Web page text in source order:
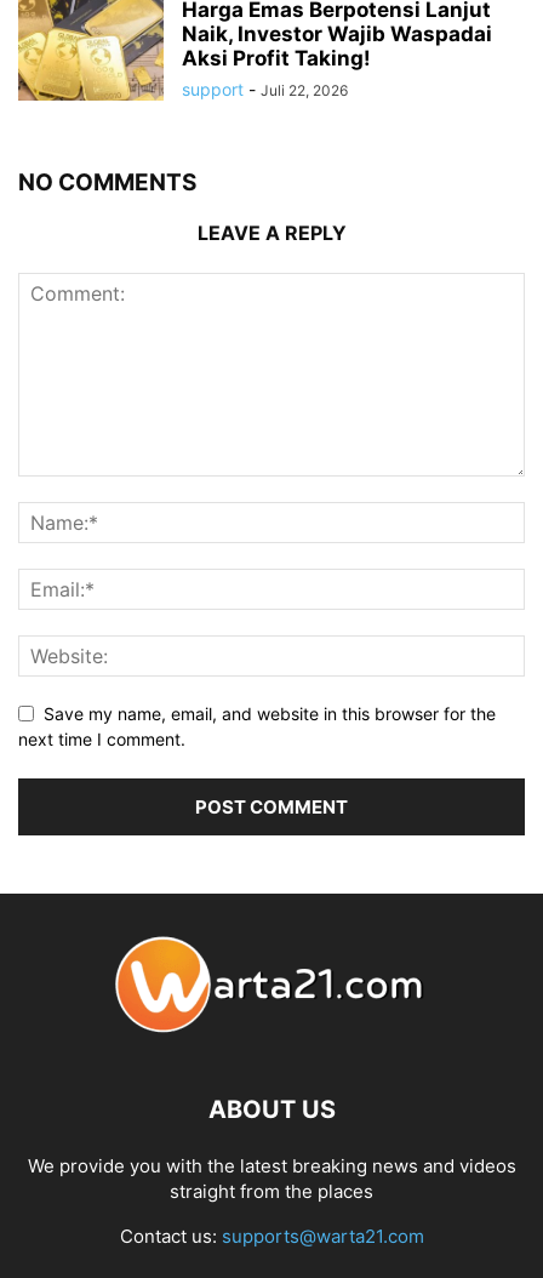
Harga Emas Berpotensi Lanjut
Naik, Investor Wajib Waspadai
Aksi Profit Taking!
support - Juli 22, 2026
NO COMMENTS
LEAVE A REPLY
Save my name, email, and website in this browser for the
next time I comment.
ABOUT US
We provide you with the latest breaking news and videos
straight from the places
Contact us: supports@warta21.com